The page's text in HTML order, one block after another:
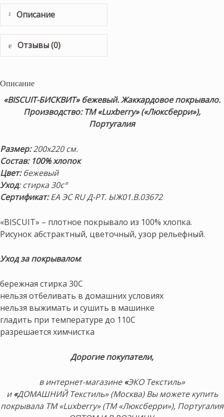
Описание
Отзывы (0)
Описание
«BISCUIT-БИСКВИТ» бежевый. Жаккардовое покрывало.
Производство: ТМ «Luxberry» («Люксберри»),
Португалия
Размер:200х220 см.
Состав: 100% хлопок
Цвет:бежевый
Уход: стирка 30с°
Сертификат:ЕА ЭС RU Д-РТ. ЫЖ01.В.03672
«BISCUIT» – плотное покрывало из 100% хлопка.
Рисунок абстрактный, цветочный, узор рельефный.
Уход за покрывалом:
бережная стирка 30С
нельзя отбеливать в домашних условиях
нельзя выжимать и сушить в машинке
гладить при температуре до 110С
разрешается химчистка
Дорогие покупатели,
в интернет-магазине«ЭКО Текстиль»
и«ДОМАШНИЙ Текстиль» (Москва) Вы можете купить
покрывала ТМ «Luxberry» (ТМ «Люксберри»), Португалия